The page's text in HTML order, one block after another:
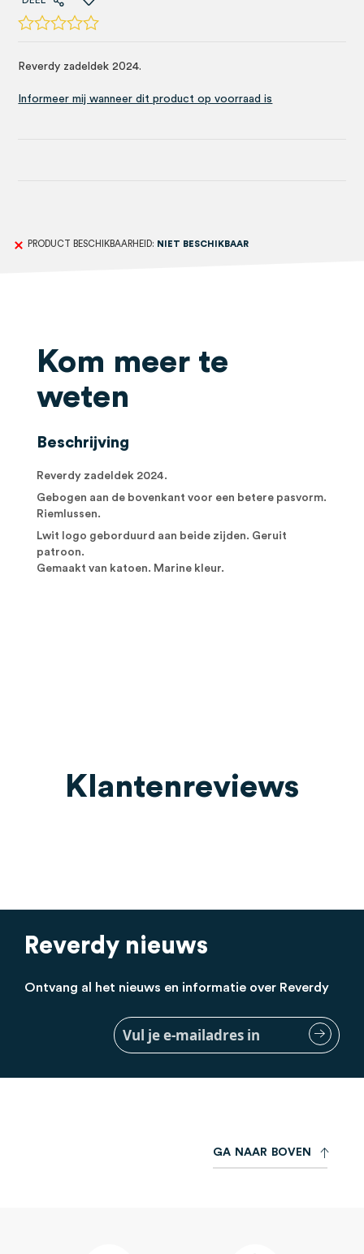
Reverdy zadeldek 2024.
Informeer mij wanneer dit product op voorraad is
PRODUCT BESCHIKBAARHEID: NIET BESCHIKBAAR
Kom meer te
weten
Beschrijving
Reverdy zadeldek 2024.
Gebogen aan de bovenkant voor een betere pasvorm.
Riemlussen.
Lwit logo geborduurd aan beide zijden. Geruit
patroon.
Gemaakt van katoen. Marine kleur.
Klantenreviews
Reverdy nieuws
Ontvang al het nieuws en informatie over Reverdy
Meld
je
aan
GA NAAR BOV E N